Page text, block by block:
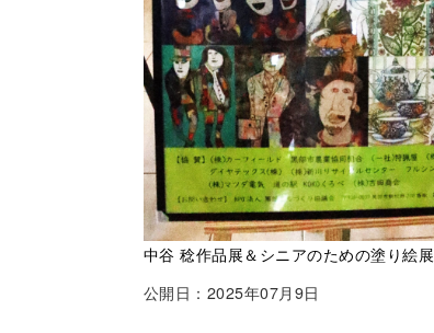
中谷 稔作品展＆シニアのための塗り絵展
公開日：2025年07月9日